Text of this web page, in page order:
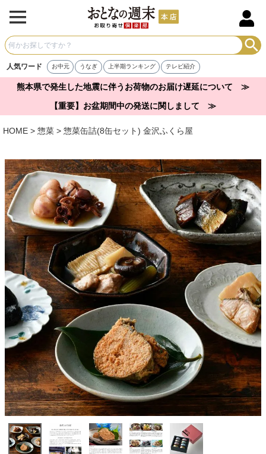
人気ワード お中元 うなぎ 上半期ランキング テレビ紹介
熊本県で発生した地震に伴うお荷物のお届け遅延について ≫
【重要】お盆期間中の発送に関しまして ≫
HOME 惣菜 惣菜缶詰(8缶セット) 金沢ふくら屋